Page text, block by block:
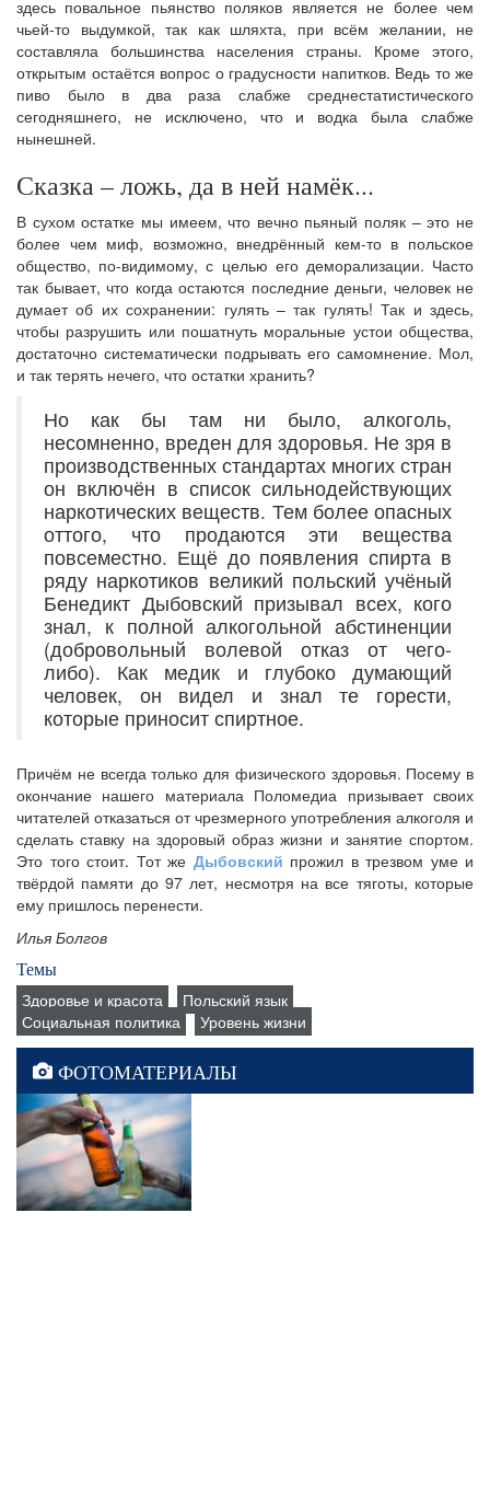
здесь повальное пьянство поляков является не более чем
чьей-то выдумкой, так как шляхта, при всём желании, не
составляла большинства населения страны. Кроме этого,
открытым остаётся вопрос о градусности напитков. Ведь то же
пиво было в два раза слабже среднестатистического
сегодняшнего, не исключено, что и водка была слабже
нынешней.
Сказка – ложь, да в ней намёк...
В сухом остатке мы имеем, что вечно пьяный поляк – это не
более чем миф, возможно, внедрённый кем-то в польское
общество, по-видимому, с целью его деморализации. Часто
так бывает, что когда остаются последние деньги, человек не
думает об их сохранении: гулять – так гулять! Так и здесь,
чтобы разрушить или пошатнуть моральные устои общества,
достаточно систематически подрывать его самомнение. Мол,
и так терять нечего, что остатки хранить?
Но как бы там ни было, алкоголь,
несомненно, вреден для здоровья. Не зря в
производственных стандартах многих стран
он включён в список сильнодействующих
наркотических веществ. Тем более опасных
оттого, что продаются эти вещества
повсеместно. Ещё до появления спирта в
ряду наркотиков великий польский учёный
Бенедикт Дыбовский призывал всех, кого
знал, к полной алкогольной абстиненции
(добровольный волевой отказ от чего-
либо). Как медик и глубоко думающий
человек, он видел и знал те горести,
которые приносит спиртное.
Причём не всегда только для физического здоровья. Посему в
окончание нашего материала Поломедиа призывает своих
читателей отказаться от чрезмерного употребления алкоголя и
сделать ставку на здоровый образ жизни и занятие спортом.
Это того стоит. Тот же Дыбовский прожил в трезвом уме и
твёрдой памяти до 97 лет, несмотря на все тяготы, которые
ему пришлось перенести.
Илья Болгов
Темы
Здоровье и красота
Польский язык
Социальная политика
Уровень жизни
ФОТОМАТЕРИАЛЫ